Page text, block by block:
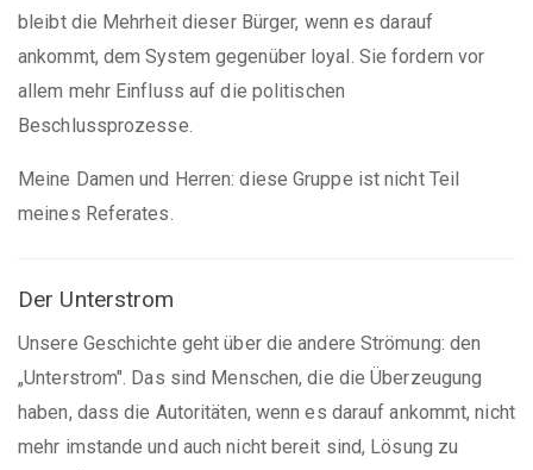
bleibt die Mehrheit dieser Bürger, wenn es darauf
ankommt, dem System gegenüber loyal. Sie fordern vor
allem mehr Einfluss auf die politischen
Beschlussprozesse.
Meine Damen und Herren: diese Gruppe ist nicht Teil
meines Referates.
Der Unterstrom
Unsere Geschichte geht über die andere Strömung: den
„Unterstrom". Das sind Menschen, die die Überzeugung
haben, dass die Autoritäten, wenn es darauf ankommt, nicht
mehr imstande und auch nicht bereit sind, Lösung zu